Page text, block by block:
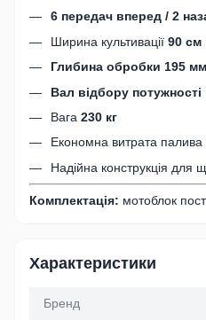
6 передач вперед / 2
Ширина культивації 90 см
Глибина обробки 195 мм
Вал відбору потужності
Вага 230 кг
Економна витрата
Надійна конструкція для
Комплектація: мотоблок
Характеристики
Бренд